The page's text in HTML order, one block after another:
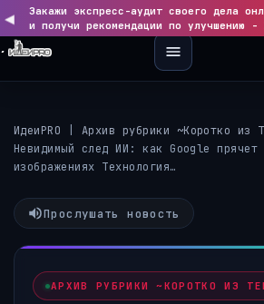
◀
Закажи экспресс-аудит своего дела
и получи рекомендации по улучшению
ИдеиPRO Архив рубрики ~Коротко из
Невидимый след ИИ: как Google прячет
изображениях Технология…
Прослушать новость
АРХИВ РУБРИКИ ~КОРОТКО ИЗ